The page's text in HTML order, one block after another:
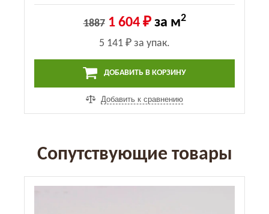
1887 1 604 ₽за м2
5 141 ₽ за упак.
ДОБАВИТЬ В КОРЗИНУ
Добавить к сравнению
Сопутствующие товары